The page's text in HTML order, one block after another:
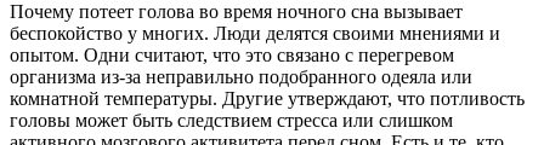
Почему потеет голова во время ночного сна вызывает
беспокойство у многих. Люди делятся своими мнениями и
опытом. Одни считают, что это связано с перегревом
организма из-за неправильно подобранного одеяла или
комнатной температуры. Другие утверждают, что потливость
головы может быть следствием стресса или слишком